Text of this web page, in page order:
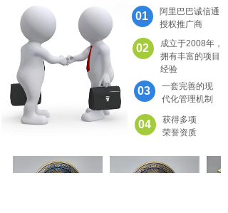
获得多项
荣誉资质
04
一套完善的现
代化管理机制
02
成立于2008年，
拥有丰富的项目
经验
03
01
阿里巴巴诚信通
授权推广商